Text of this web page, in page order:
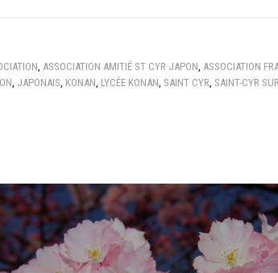
, ASSOCIATION AMITIÉ ST CYR JAPON, ASSOCIATION
, JAPONAIS, KONAN, LYCÉE KONAN, SAINT CYR, SAINT-CYR